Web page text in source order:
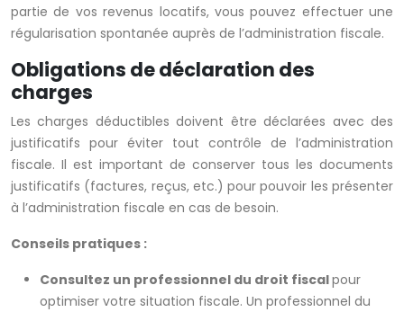
partie de vos revenus locatifs, vous pouvez effectuer une
régularisation spontanée auprès de l’administration fiscale.
Obligations de déclaration des
charges
Les charges déductibles doivent être déclarées avec des
justificatifs pour éviter tout contrôle de l’administration
fiscale. Il est important de conserver tous les documents
justificatifs (factures, reçus, etc.) pour pouvoir les présenter
à l’administration fiscale en cas de besoin.
Conseils pratiques :
Consultez un professionnel du droit fiscalpour
optimiser votre situation fiscale. Un professionnel du